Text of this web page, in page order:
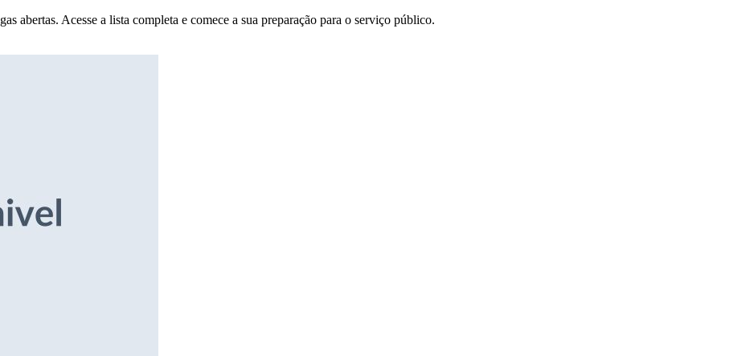
abertas. Acesse a lista completa e comece a sua preparação para o serviço público.